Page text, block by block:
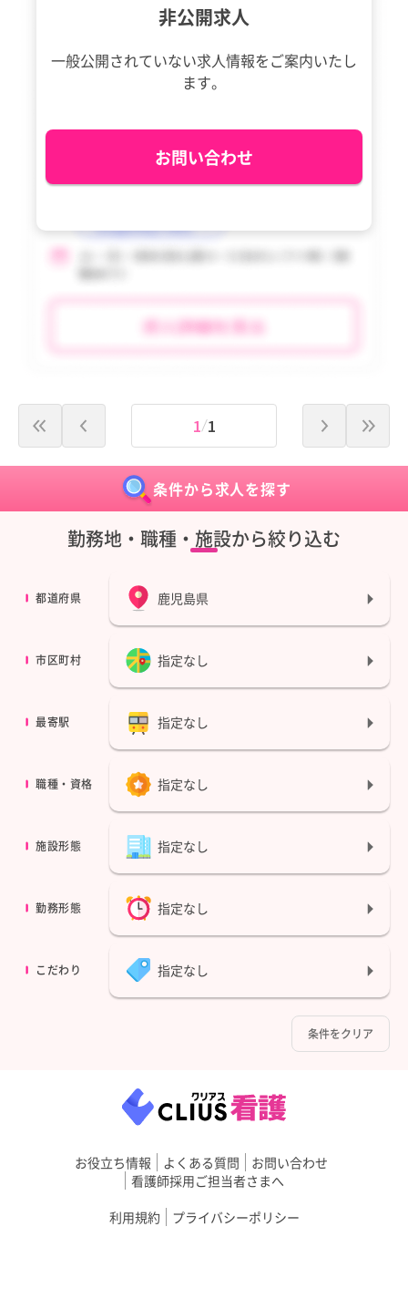
鹿児島県
tax_region
非公開求人
一般公開されていない求人情報をご案内いたし
ます。
お問い合わせ
1 1
条件から求人を探す
勤務地・職種・施設から絞り込む
都道府県 鹿児島県
鹿児島県
tax_region
市区町村 指定なし
最寄駅 指定なし
職種・資格 指定なし
施設形態 指定なし
勤務形態 指定なし
こだわり 指定なし
条件をクリア
お役立ち情報 よくある質問
お問い合わせ
看護師採用ご担当者さまへ
利用規約
プライバシーポリシー